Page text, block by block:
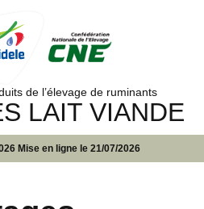
de l’élevage de ruminants
LAIT VIANDE
Mise en ligne le 21/07/2026